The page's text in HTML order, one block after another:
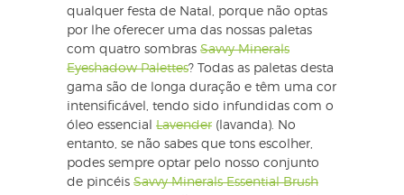
qualquer festa de Natal, porque não optas
por lhe oferecer uma das nossas paletas
com quatro sombras Savvy Minerals
Eyeshadow Palettes? Todas as paletas desta
gama são de longa duração e têm uma cor
intensificável, tendo sido infundidas com o
óleo essencial Lavender (lavanda). No
entanto, se não sabes que tons escolher,
podes sempre optar pelo nosso conjunto
de pincéis Savvy Minerals Essential Brush